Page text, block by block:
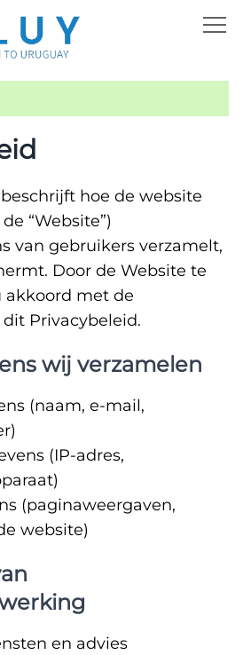
hoe de website
“Website”)
van gebruikers verzamelt,
Door de Website te
akkoord met de
Privacybeleid.
wij verzamelen
(naam, e-mail,
(IP-adres,
(paginaweergaven,
website)
en advies